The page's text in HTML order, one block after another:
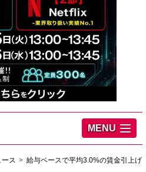
MENU
ース
給与ベースで平均3.0%の賃金引上げ